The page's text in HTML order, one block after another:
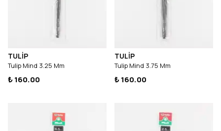
TULİP
Tulip Mind 3.25 Mm
₺ 160.00
TULİP
Tulip Mind 3.75 Mm
₺ 160.00